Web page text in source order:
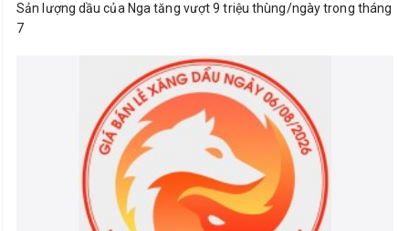
Sản lượng dầu của Nga tăng vượt 9 triệu thùng/ngày trong tháng
7